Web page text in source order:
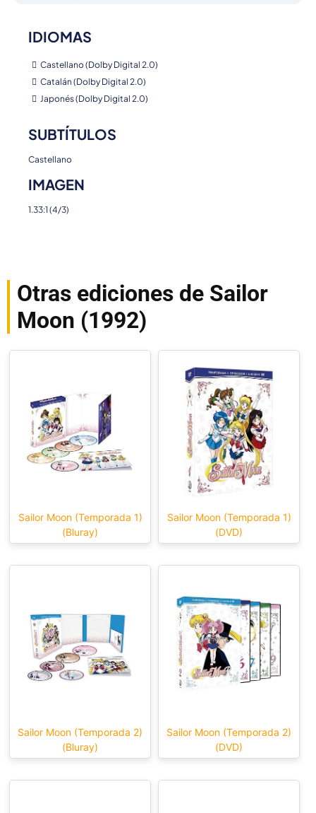
IDIOMAS
Castellano (Dolby Digital 2.0)
Catalán (Dolby Digital 2.0)
Japonés (Dolby Digital 2.0)
SUBTÍTULOS
Castellano
IMAGEN
1.33:1 (4/3)
Otras ediciones de Sailor
Moon (1992)
Sailor Moon (Temporada 1)
(Bluray)
Sailor Moon (Temporada 1)
(DVD)
Sailor Moon (Temporada 2)
(Bluray)
Sailor Moon (Temporada 2)
(DVD)